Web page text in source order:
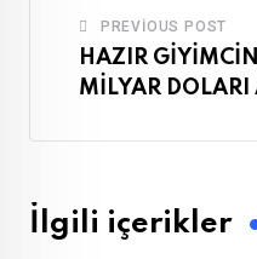
PREVIOUS POST
HAZIR
MİLYAR DOLARI
İlgili içerikler